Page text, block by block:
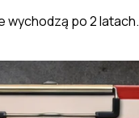
wychodzą po 2 latach.